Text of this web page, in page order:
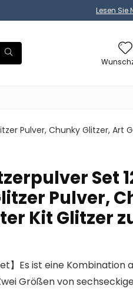
Lesen
Pulver, Chunky Glitzer, Art
Set
Pulver,
Kit Glitzer
】Es ist eine Kombination
Größen von